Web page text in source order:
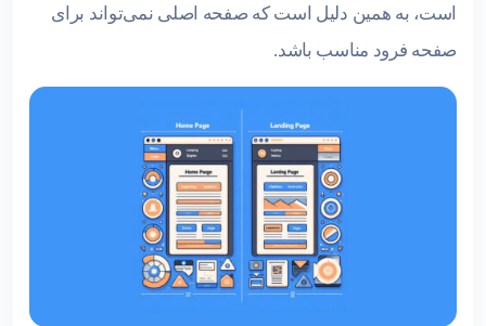
است، به همین دلیل است که صفحه اصلی نمی‌تواند برای
صفحه فرود مناسب باشد.